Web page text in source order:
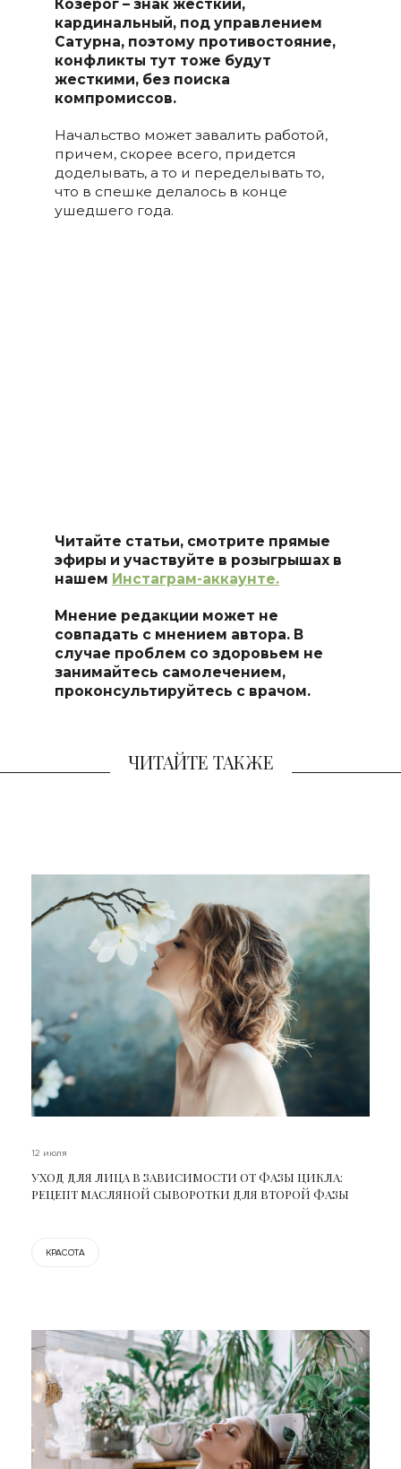
Козерог – знак жёсткий,
кардинальный, под управлением
Сатурна, поэтому противостояние,
конфликты тут тоже будут
жесткими, без поиска
компромиссов.
Начальство может завалить работой,
причем, скорее всего, придется
доделывать, а то и переделывать то,
что в спешке делалось в конце
ушедшего года.
Читайте статьи, смотрите прямые
эфиры и участвуйте в розыгрышах в
нашем Инстаграм-аккаунте.
Мнение редакции может не
совпадать с мнением автора. В
случае проблем со здоровьем не
занимайтесь самолечением,
проконсультируйтесь с врачом.
ЧИТАЙТЕ ТАКЖЕ
12 июля
УХОД ДЛЯ ЛИЦА В ЗАВИСИМОСТИ ОТ ФАЗЫ ЦИКЛА:
РЕЦЕПТ МАСЛЯНОЙ СЫВОРОТКИ ДЛЯ ВТОРОЙ ФАЗЫ
КРАСОТА